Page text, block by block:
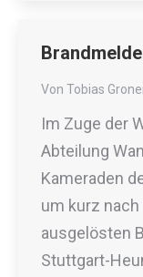
Von Tobias
Im Zuge der
Abteilung
Kameraden
um kurz
ausgelösten
Stuttgart-